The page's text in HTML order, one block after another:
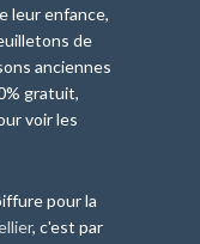
leur enfance,
de
anciennes
gratuit,
voir les
pour la
, c'est par